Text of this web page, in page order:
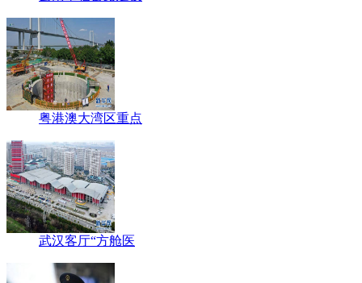
粤港澳大湾区重点
武汉客厅“方舱医